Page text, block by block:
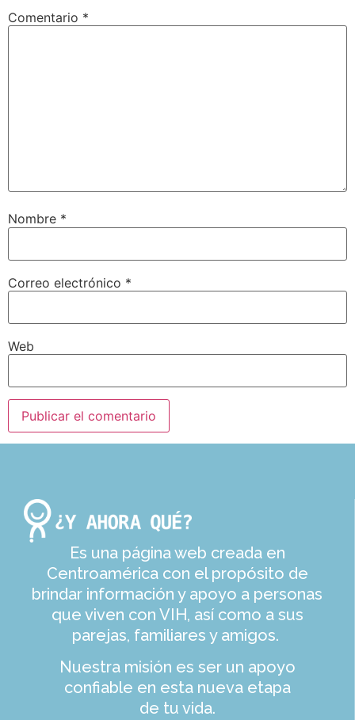
Comentario *
Nombre *
Correo electrónico *
Web
Es una página web creada en
Centroamérica con el propósito de
brindar información y apoyo a personas
que viven con VIH, así como a sus
parejas, familiares y amigos.
Nuestra misión es ser un apoyo
confiable en esta nueva etapa
de tu vida.